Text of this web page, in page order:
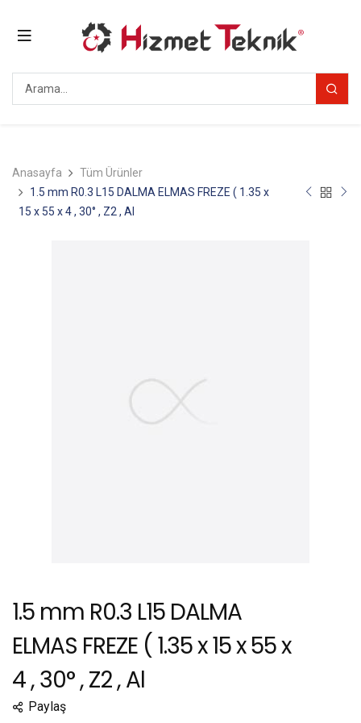
Anasayfa
Tüm Ürünler
1.5 mm R0.3 L15 DALMA ELMAS FREZE ( 1.35 x
15 x 55 x 4 , 30° , Z2 , Al
1.5 mm R0.3 L15 DALMA
ELMAS FREZE ( 1.35 x 15 x 55 x
4 , 30° , Z2 , Al
Paylaş